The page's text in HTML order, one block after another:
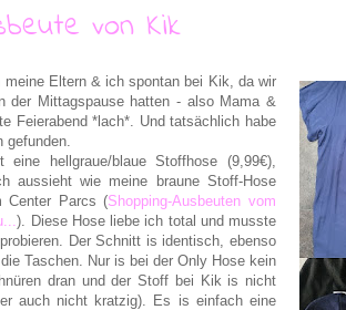
von Kik
meine Eltern & ich spontan bei Kik, da wir
der Mittagspause hatten - also Mama &
Feierabend *lach*. Und tatsächlich habe
gefunden.
hellgraue/blaue Stoffhose (9,99€),
aussieht wie meine braune Stoff-Hose
Center Parcs (Shopping-Ausbeuten vom
). Diese Hose liebe ich total und musste
Der Schnitt is identisch, ebenso
Taschen. Nur is bei der Only Hose kein
dran und der Stoff bei Kik is nicht
auch nicht kratzig). Es is einfach eine